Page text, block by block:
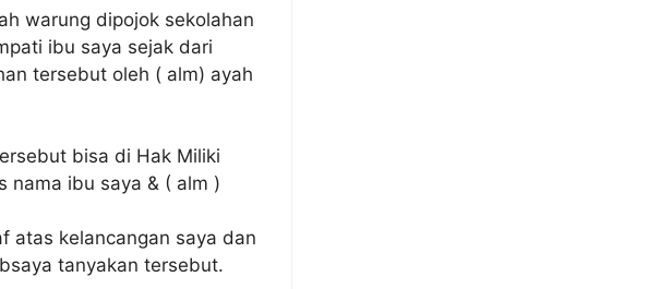
warung dipojok sekolahan
ibu saya sejak dari
tersebut oleh ( alm) ayah
bisa di Hak Miliki
nama ibu saya & ( alm )
atas kelancangan saya dan
tanyakan tersebut.